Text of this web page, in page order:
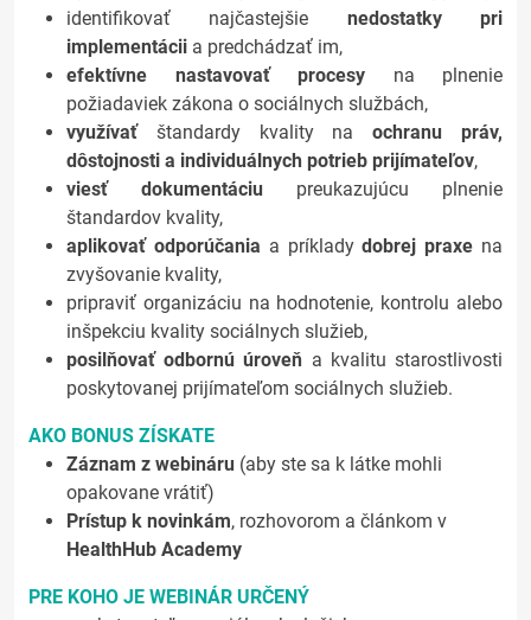
identifikovať najčastejšie nedostatky pri
implementácii a predchádzať im,
efektívne nastavovať procesy na plnenie
požiadaviek zákona o sociálnych službách,
využívaťštandardy kvality na ochranu práv,
dôstojnosti a individuálnych potrieb prijímateľov,
viesť dokumentáciu preukazujúcu plnenie
štandardov kvality,
aplikovať odporúčania a príkladydobrej praxe na
zvyšovanie kvality,
pripraviť organizáciu na hodnotenie, kontrolu alebo
inšpekciu kvality sociálnych služieb,
posilňovať odbornú úroveň a kvalitu starostlivosti
poskytovanej prijímateľom sociálnych služieb.
AKO BONUS ZÍSKATE
Záznam z webináru (aby ste sa k látke mohli
opakovane vrátiť)
Prístup k novinkám, rozhovorom a článkom v
HealthHub Academy
PRE KOHO JE WEBINÁR URČENÝ